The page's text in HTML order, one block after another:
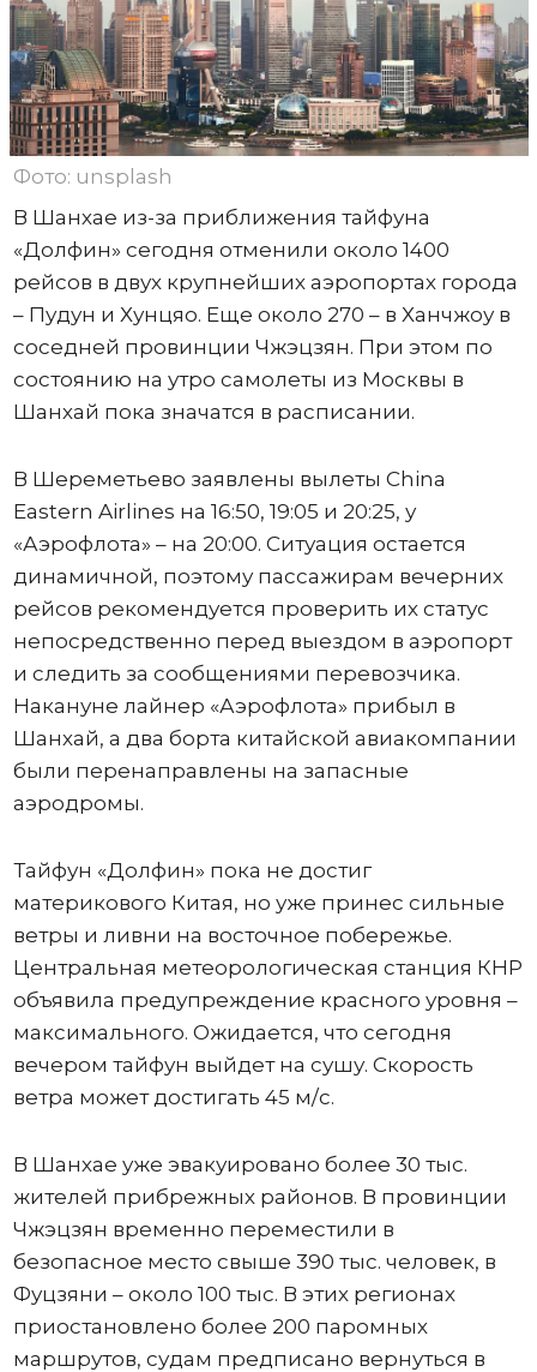
Фото: unsplash
В Шанхае из-за приближения тайфуна
«Долфин» сегодня отменили около 1400
рейсов в двух крупнейших аэропортах города
– Пудун и Хунцяо. Еще около 270 – в Ханчжоу в
соседней провинции Чжэцзян. При этом по
состоянию на утро самолеты из Москвы в
Шанхай пока значатся в расписании.
В Шереметьево заявлены вылеты China
Eastern Airlines на 16:50, 19:05 и 20:25, у
«Аэрофлота» – на 20:00. Ситуация остается
динамичной, поэтому пассажирам вечерних
рейсов рекомендуется проверить их статус
непосредственно перед выездом в аэропорт
и следить за сообщениями перевозчика.
Накануне лайнер «Аэрофлота» прибыл в
Шанхай, а два борта китайской авиакомпании
были перенаправлены на запасные
аэродромы.
Тайфун «Долфин» пока не достиг
материкового Китая, но уже принес сильные
ветры и ливни на восточное побережье.
Центральная метеорологическая станция КНР
объявила предупреждение красного уровня –
максимального. Ожидается, что сегодня
вечером тайфун выйдет на сушу. Скорость
ветра может достигать 45 м/с.
В Шанхае уже эвакуировано более 30 тыс.
жителей прибрежных районов. В провинции
Чжэцзян временно переместили в
безопасное место свыше 390 тыс. человек, в
Фуцзяни – около 100 тыс. В этих регионах
приостановлено более 200 паромных
маршрутов, судам предписано вернуться в